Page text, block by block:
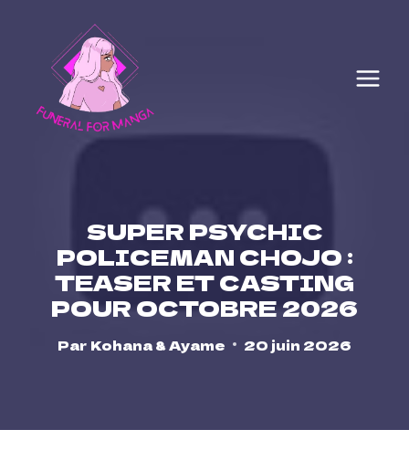
content
SUPER PSYCHIC
POLICEMAN CHOJO :
TEASER ET CASTING
POUR OCTOBRE 2026
Par Kohana & Ayame 20 juin 2026